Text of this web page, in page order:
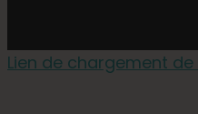
Lien de chargement